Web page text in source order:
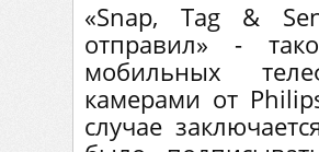
«Snap, Tag &
отправил» -
мобильных
камерами от
случае